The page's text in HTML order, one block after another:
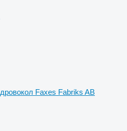
дровокол Faxes Fabriks AB